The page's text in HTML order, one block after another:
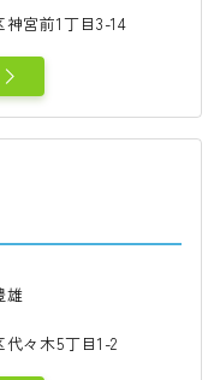
宮前1丁目3-14
雄
々木5丁目1-2